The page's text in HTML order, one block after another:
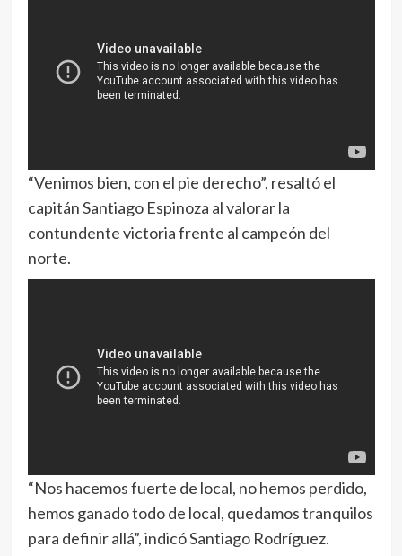
“Venimos bien, con el pie derecho”, resaltó el
capitán Santiago Espinoza al valorar la
contundente victoria frente al campeón del
norte.
“Nos hacemos fuerte de local, no hemos perdido,
hemos ganado todo de local, quedamos tranquilos
para definir allá”, indicó Santiago Rodríguez.